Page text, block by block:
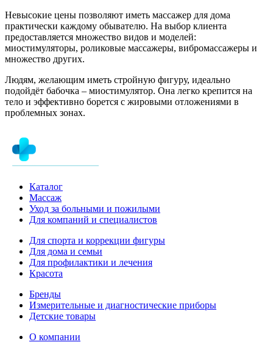
Невысокие цены позволяют иметь массажер для дома
практически каждому обывателю. На выбор клиента
предоставляется множество видов и моделей:
миостимуляторы, роликовые массажеры, вибромассажеры и
множество других.
Людям, желающим иметь стройную фигуру, идеально
подойдёт бабочка – миостимулятор. Она легко крепится на
тело и эффективно борется с жировыми отложениями в
проблемных зонах.
Каталог
Массаж
Уход за больными и пожилыми
Для компаний и специалистов
Для спорта и коррекции фигуры
Для дома и семьи
Для профилактики и лечения
Красота
Бренды
Измерительные и диагностические приборы
Детские товары
О компании